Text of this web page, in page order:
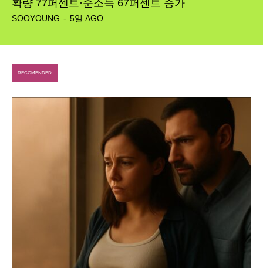
확량 77퍼센트·순소득 67퍼센트 증가
SOOYOUNG - 5일 AGO
RECOMENDED